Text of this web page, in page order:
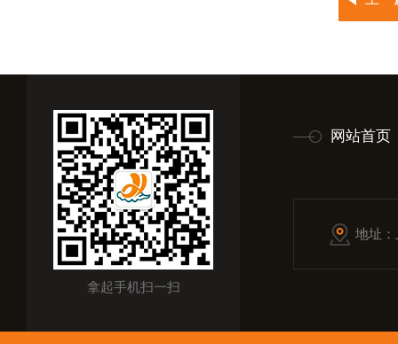
拿起手机扫一扫
网站首页
地址